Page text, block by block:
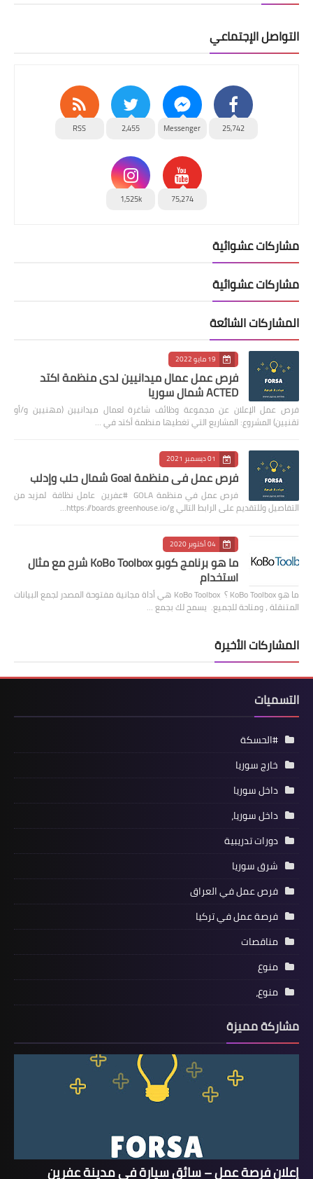
التواصل الإجتماعي
25,742
Messenger
2,455
RSS
75,274
1,525k
مشاركات عشوائية
مشاركات عشوائية
المشاركات الشائعة
19 مايو 2022
فرص عمل عمال ميدانيين لدى منظمة اكتد
ACTED شمال سوريا
فرص عمل الإعلان عن مجموعة وظائف شاغرة لعمال ميدانيين (مهنيين و/أو
تقنيين) المشروع: المشاريع التي تغطيها منظمة أكتد في …
01 ديسمبر 2021
فرص عمل في منظمة Goal شمال حلب وإدلب
فرص عمل في منظمة GOLA #عفرين عامل نظافة لمزيد من
التفاصيل وللتقديم على الرابط التالي https://boards.greenhouse.io/g…
04 أكتوبر 2020
ما هو برنامج كوبو KoBo Toolbox شرح مع مثال
استخدام
ما هو KoBo Toolbox ؟ KoBo Toolbox هي أداة مجانية مفتوحة المصدر لجمع البيانات
المتنقلة ، ومتاحة للجميع. يسمح لك بجمع …
المشاركات الأخيرة
التسميات
#الحسكة
خارج سوريا
داخل سوريا
داخل سوريا،
دورات تدريبية
شرق سوريا
فرص عمل في العراق
فرصة عمل في تركيا
مناقصات
منوع
منوع،
مشاركة مميزة
إعلان فرصة عمل – سائق سيارة في مدينة عفرين